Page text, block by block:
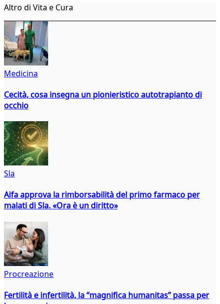
Altro di Vita e Cura
Medicina
Cecità, cosa insegna un pionieristico autotrapianto di
occhio
Sla
Aifa approva la rimborsabilità del primo farmaco per
malati di Sla. «Ora è un diritto»
Procreazione
Fertilità e infertilità, la “magnifica humanitas” passa per